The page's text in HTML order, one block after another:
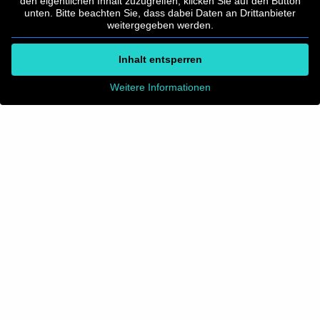
unten. Bitte beachten Sie, dass dabei Daten an Drittanbieter
weitergegeben werden.
Inhalt entsperren
Weitere Informationen